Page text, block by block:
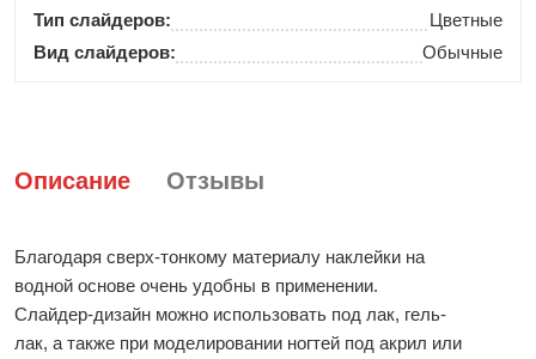
Тип слайдеров:
Цветные
Вид слайдеров:
Обычные
Описание Отзывы
Благодаря сверх-тонкому материалу наклейки на
водной основе очень удобны в применении.
Слайдер-дизайн можно использовать под лак, гель-
лак, а также при моделировании ногтей под акрил или